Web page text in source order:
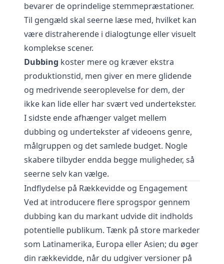
bevarer de oprindelige stemmepræstationer.
Til gengæld skal seerne læse med, hvilket kan
være distraherende i dialogtunge eller visuelt
komplekse scener.
Dubbing koster mere og kræver ekstra
produktionstid, men giver en mere glidende
og medrivende seeroplevelse for dem, der
ikke kan lide eller har svært ved undertekster.
I sidste ende afhænger valget mellem
dubbing og undertekster af videoens genre,
målgruppen og det samlede budget. Nogle
skabere tilbyder endda begge muligheder, så
seerne selv kan vælge.
Indflydelse på Rækkevidde og Engagement
Ved at introducere flere sprogspor gennem
dubbing kan du markant udvide dit indholds
potentielle publikum. Tænk på store markeder
som Latinamerika, Europa eller Asien; du øger
din rækkevidde, når du udgiver versioner på